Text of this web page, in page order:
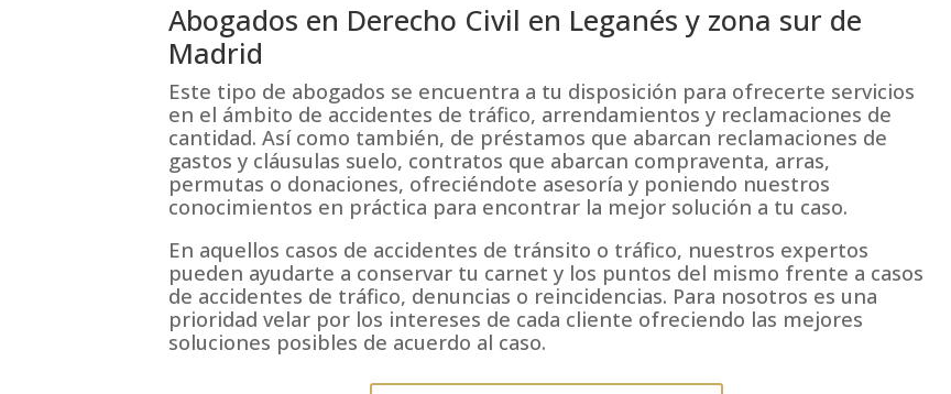
Abogados en Derecho Civil en Leganés y zona sur de
Madrid
Este tipo de abogados se encuentra a tu disposición para ofrecerte servicios
en el ámbito de accidentes de tráfico, arrendamientos y reclamaciones de
cantidad. Así como también, de préstamos que abarcan reclamaciones de
gastos y cláusulas suelo, contratos que abarcan compraventa, arras,
permutas o donaciones, ofreciéndote asesoría y poniendo nuestros
conocimientos en práctica para encontrar la mejor solución a tu caso.
En aquellos casos de accidentes de tránsito o tráfico, nuestros expertos
pueden ayudarte a conservar tu carnet y los puntos del mismo frente a casos
de accidentes de tráfico, denuncias o reincidencias. Para nosotros es una
prioridad velar por los intereses de cada cliente ofreciendo las mejores
soluciones posibles de acuerdo al caso.